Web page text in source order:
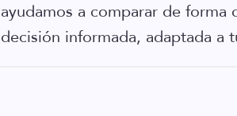
ayudamos a comparar de
decisión informada, adaptada a